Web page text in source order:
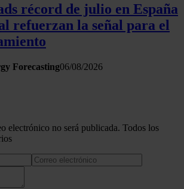
récord de julio en España
refuerzan la señal para el
Forecasting06/08/2026
electrónico no será publicada. Todos los